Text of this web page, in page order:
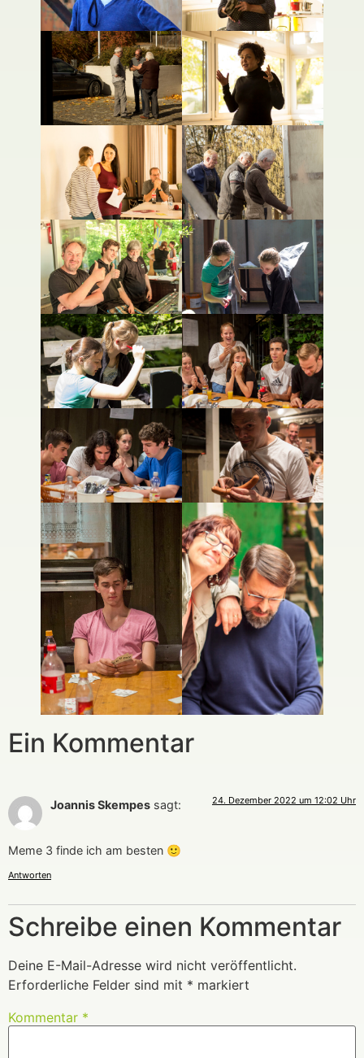
Ein Kommentar
Joannis Skempes sagt: 24. Dezember 2022 um 12:02 Uhr
Meme 3 finde ich am besten 🙂
Antworten
Schreibe einen Kommentar
Deine E-Mail-Adresse wird nicht veröffentlicht.
Erforderliche Felder sind mit * markiert
Kommentar *